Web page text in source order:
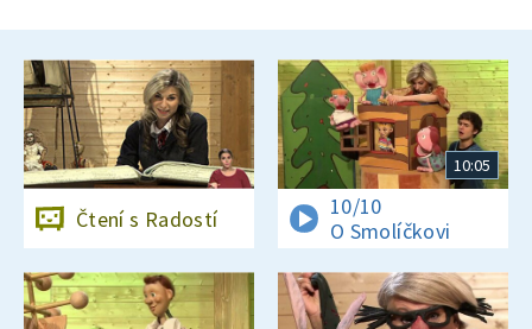
Čtení s Radostí
10:05
10/10
O Smolíčkovi